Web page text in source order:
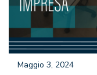
Maggio 3, 2024